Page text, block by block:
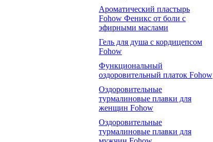
Ароматический пластырь
Fohow Феникс от боли с
эфирными маслами
Гель для душа с кордицепсом
Fohow
Функциональный
оздоровительный платок Fohow
Оздоровительные
турмалиновые плавки для
женщин Fohow
Оздоровительные
турмалиновые плавки для